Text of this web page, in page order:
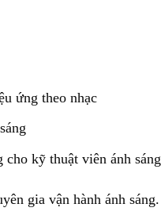
ứng theo nhạc
kỹ thuật viên ánh sáng
gia vận hành ánh sáng.